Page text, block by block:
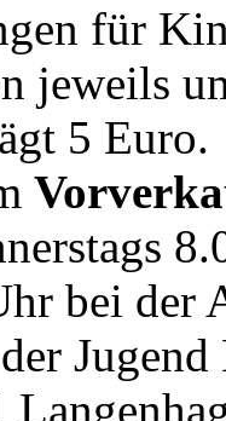
für
jeweils
5 Euro.
bei der